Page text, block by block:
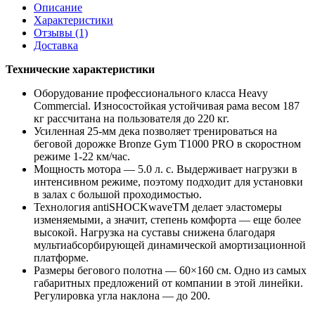
Описание
Характеристики
Отзывы (1)
Доставка
Технические характеристики
Оборудование профессионального класса Heavy
Commercial. Износостойкая устойчивая рама весом 187
кг рассчитана на пользователя до 220 кг.
Усиленная 25-мм дека позволяет тренироваться на
беговой дорожке Bronze Gym T1000 PRO в скоростном
режиме 1-22 км/час.
Мощность мотора — 5.0 л. с. Выдерживает нагрузки в
интенсивном режиме, поэтому подходит для установки
в залах с большой проходимостью.
Технология аntiSHOCKwaveTM делает эластомеры
изменяемыми, а значит, степень комфорта — еще более
высокой. Нагрузка на суставы снижена благодаря
мультиабсорбирующей динамической амортизационной
платформе.
Размеры бегового полотна — 60×160 см. Одно из самых
габаритных предложений от компании в этой линейки.
Регулировка угла наклона — до 200.